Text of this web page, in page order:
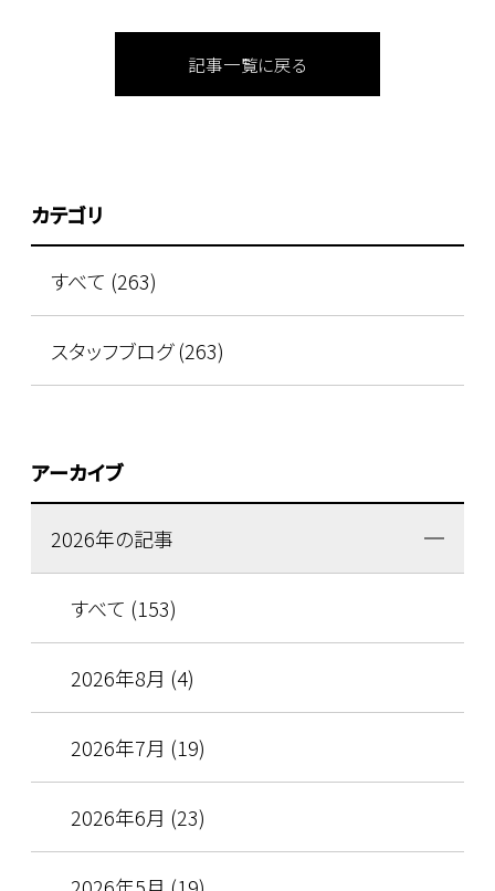
記事一覧に戻る
カテゴリ
すべて (263)
スタッフブログ (263)
アーカイブ
2026年の記事
すべて (153)
2026年8月 (4)
2026年7月 (19)
2026年6月 (23)